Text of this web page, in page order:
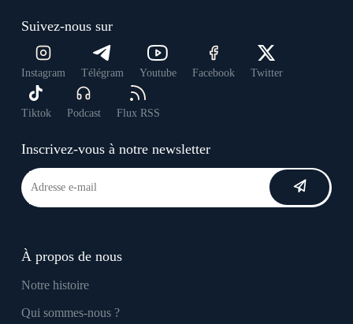
Suivez-nous sur
Instagram Télégram Youtube Facebook Twitter
Tiktok Podcast Flux RSS
Inscrivez-vous à notre newsletter
À propos de nous
Notre histoire
Qui sommes-nous ?